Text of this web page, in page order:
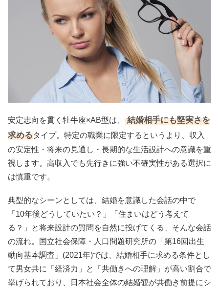
安定志向を貫く牡牛座×AB型は、
結婚相手にも堅実さを
求めるタイプ。特定の職業に限定するというより、収入
の安定性・将来の見通し・長期的な生活設計への意識を重
視します。高収入でも先行きに強い不確実性がある選択に
は慎重です。
典型的なシーンとしては、結婚を意識した会話の中で
「10年後どうしていたい？」「住まいはどう考えて
る？」と将来設計の質問を自然に投げてくる、そんな会話
の流れ。国立社会保障・人口問題研究所の「第16回出生
動向基本調査」(2021年)では、結婚相手に求める条件とし
て男女共に「経済力」と「共働きへの理解」が高い割合で
挙げられており、日本社会全体の結婚観が共働き前提にシ